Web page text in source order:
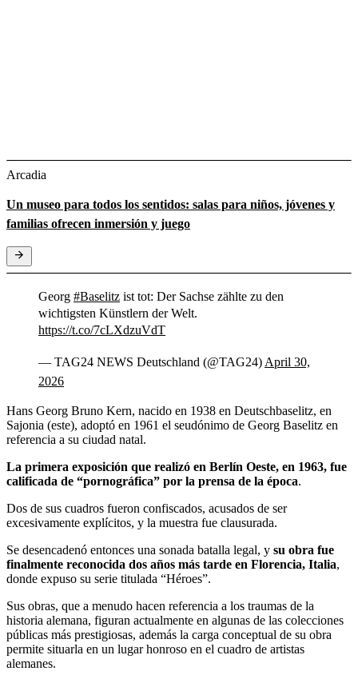
Arcadia
Un museo para todos los sentidos: salas para niños, jóvenes y
familias ofrecen inmersión y juego
Georg #Baselitz ist tot: Der Sachse zählte zu den
wichtigsten Künstlern der Welt.
https://t.co/7cLXdzuVdT
— TAG24 NEWS Deutschland (@TAG24)April 30,
2026
Hans Georg Bruno Kern, nacido en 1938 en Deutschbaselitz, en
Sajonia (este), adoptó en 1961 el seudónimo de Georg Baselitz en
referencia a su ciudad natal.
La primera exposición que realizó en Berlín Oeste, en 1963, fue
calificada de “pornográfica” por la prensa de la época.
Dos de sus cuadros fueron confiscados, acusados de ser
excesivamente explícitos, y la muestra fue clausurada.
Se desencadenó entonces una sonada batalla legal, y su obra fue
finalmente reconocida dos años más tarde en Florencia, Italia,
donde expuso su serie titulada “Héroes”.
Sus obras, que a menudo hacen referencia a los traumas de la
historia alemana, figuran actualmente en algunas de las colecciones
públicas más prestigiosas, además la carga conceptual de su obra
permite situarla en un lugar honroso en el cuadro de artistas
alemanes.